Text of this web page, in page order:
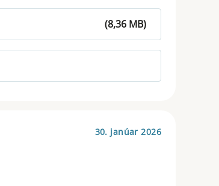
(8,36 MB)
30. janúar 2026